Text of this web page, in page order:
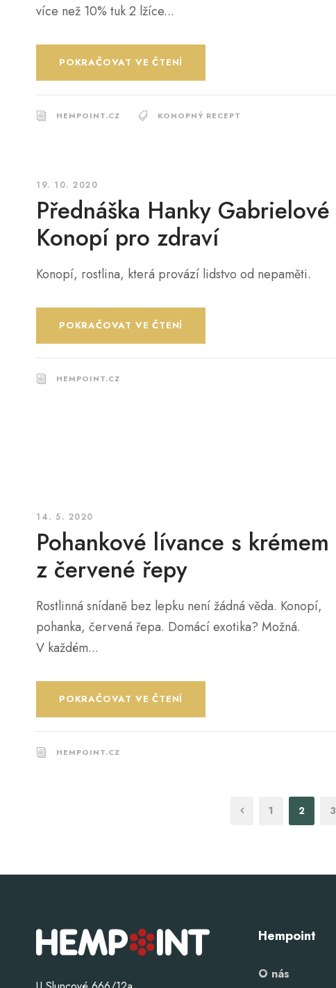
více než 10% tuk 2 lžíce...
POKRAČOVAT VE ČTENÍ
HEMPOINT.CZ KONOPNÝ RECEPT
19. 10. 2020
Přednáška Hanky Gabrielové
Konopí pro zdraví
Konopí, rostlina, která provází lidstvo od nepaměti.
POKRAČOVAT VE ČTENÍ
HEMPOINT.CZ
14. 5. 2020
Pohankové lívance s krémem
z červené řepy
Rostlinná snídaně bez lepku není žádná věda. Konopí,
pohanka, červená řepa. Domácí exotika? Možná.
V každém...
POKRAČOVAT VE ČTENÍ
HEMPOINT.CZ
1 2 3
Hempoint
O nás